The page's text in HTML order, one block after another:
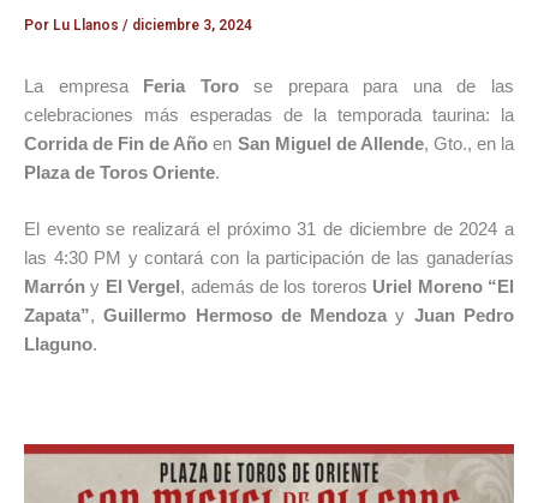
Por Lu Llanos / diciembre 3, 2024
La empresa Feria Torose prepara para una de las
celebraciones más esperadas de la temporada taurina: la
Corrida de Fin de Año en San Miguel de Allende, Gto., en la
Plaza de Toros Oriente.
El evento se realizará el próximo 31 de diciembre de 2024 a
las 4:30 PM y contará con la participación de las ganaderías
Marrón y El Vergel , además de los toreros Uriel Moreno “El
Zapata”,Guillermo Hermoso de Mendoza y Juan Pedro
Llaguno.